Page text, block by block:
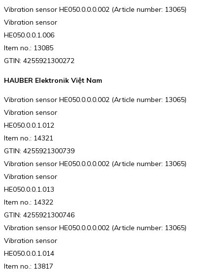
Vibration sensor HE050.0.0.0.002 (Article number: 13065)
Vibration sensor
HE050.0.0.1.006
Item no.: 13085
GTIN: 4255921300272
HAUBER Elektronik Việt Nam
Vibration sensor HE050.0.0.0.002 (Article number: 13065)
Vibration sensor
HE050.0.0.1.012
Item no.: 14321
GTIN: 4255921300739
Vibration sensor HE050.0.0.0.002 (Article number: 13065)
Vibration sensor
HE050.0.0.1.013
Item no.: 14322
GTIN: 4255921300746
Vibration sensor HE050.0.0.0.002 (Article number: 13065)
Vibration sensor
HE050.0.0.1.014
Item no.: 13817